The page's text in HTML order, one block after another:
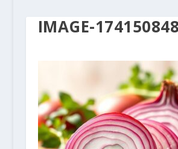
IMAGE-